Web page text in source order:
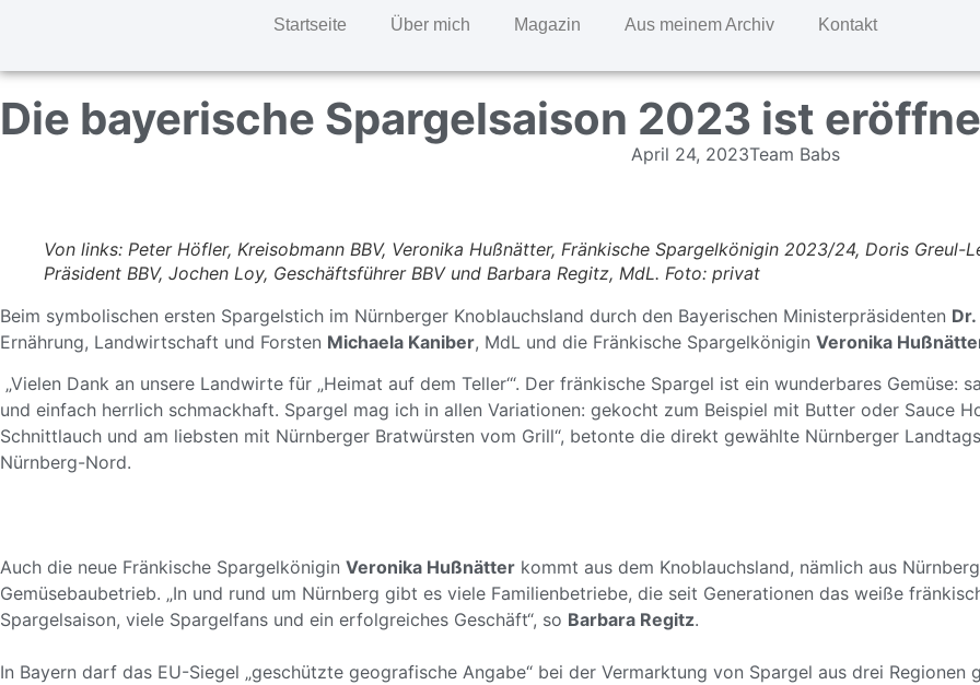
Startseite Über mich Magazin Aus meinem Archiv Kontakt
Die bayerische Spargelsaison 2023 ist
April 24, 2023Team Babs
Von links: Peter Höfler, Kreisobmann BBV, Veronika Hußnätter, Fränkische Spargelkönigin 2023/24, Doris Greul-
Präsident BBV, Jochen Loy, Geschäftsführer BBV und Barbara Regitz, MdL. Foto: privat
Beim symbolischen ersten Spargelstich im Nürnberger Knoblauchsland durch den Bayerischen Ministerpräsidenten
Ernährung, Landwirtschaft und Forsten Michaela Kaniber, MdL und die Fränkische Spargelkönigin Veronika
„Vielen Dank an unsere Landwirte für „Heimat auf dem Teller‘“. Der fränkische Spargel ist ein wunderbares Gemüse:
und einfach herrlich schmackhaft. Spargel mag ich in allen Variationen: gekocht zum Beispiel mit Butter oder Sauce
Schnittlauch und am liebsten mit Nürnberger Bratwürsten vom Grill“, betonte die direkt gewählte Nürnberger
Nürnberg-Nord.
Auch die neue Fränkische Spargelkönigin Veronika Hußnätter kommt aus dem Knoblauchsland, nämlich aus
Gemüsebaubetrieb. „In und rund um Nürnberg gibt es viele Familienbetriebe, die seit Generationen das weiße
Spargelsaison, viele Spargelfans und ein erfolgreiches Geschäft“, so Barbara Regitz.
In Bayern darf das EU-Siegel „geschützte geografische Angabe“ bei der Vermarktung von Spargel aus drei